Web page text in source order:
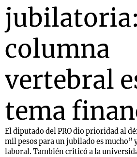
columna
vertebral
tema
El diputado del PRO dio prioridad al
mil pesos para un jubilado es mucho”
laboral. También criticó a la